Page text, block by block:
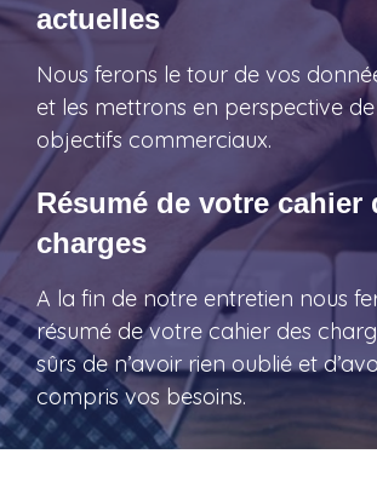
actuelles
Nous ferons le tour de vos
et les mettrons en perspective
objectifs commerciaux.
Résumé de votre cahier
charges
A la fin de notre entretien nous
résumé de votre cahier des
sûrs de n’avoir rien oublié et
compris vos besoins.